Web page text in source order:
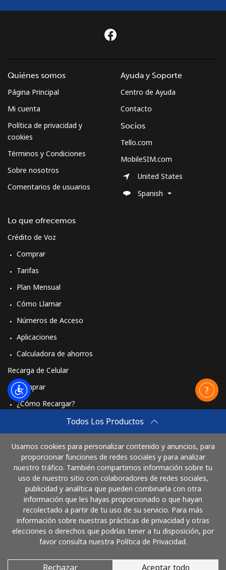
Todos Los Productos
Usamos cookies para personalizar contenido y anuncios, para
proporcionar funciones de redes sociales y para analizar
nuestro tráfico. También compartimos información sobre tu
uso de nuestro sitio con colaboradores de redes sociales,
publicidad y analítica que pueden combinarla con otra
información que les hayas proporcionado o que hayan
recolectado a partir de tu uso de su servicio. Para más
información sobre nuestras prácticas de privacidad y otras
elecciones o derechos que podrías tener a tu disposición, por
favor consulta nuestra Política de Privacidad.
Rechazar Aceptar todo
Quiénes somos
Página Principal
Mi cuenta
Política de privacidad y
cookies
Términos y Condiciones
Sobre nosotros
Comentarios de usuarios
Lo que ofrecemos
Crédito de Voz
Comprar
Tarifas
Plan Mensual
Cómo Llamar
Números de Acceso
Aplicaciones
Calculadora de ahorros
Recarga de Celular
Comprar
¿Cómo Recargar?
Comprar
Cómo funciona
Ayuda y Soporte
Centro de Ayuda
Contacto
Socios
Tello.com
MobileSIM.com
United States
Spanish
Paga con